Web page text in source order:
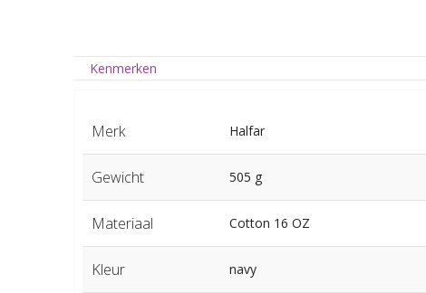
Kenmerken
Merk Halfar
Gewicht 505 g
Materiaal Cotton 16 OZ
Kleur navy